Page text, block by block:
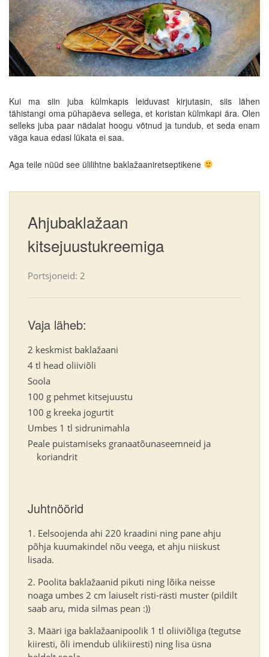
Kui ma siin juba külmkapis leiduvast kirjutasin, siis lähen
tähistangi oma pühapäeva sellega, et koristan külmkapi ära. Olen
selleks juba paar nädalat hoogu võtnud ja tundub, et seda enam
väga kaua edasi lükata ei saa.
Aga teile nüüd see ülilihtne baklažaaniretseptikene
Ahjubaklažaan
kitsejuustukreemiga
Portsjoneid: 2
Vaja läheb:
2 keskmist baklažaani
4 tl head oliiviõli
Soola
100 g pehmet kitsejuustu
100 g kreeka jogurtit
Umbes 1 tl sidrunimahla
Peale puistamiseks granaatõunaseemneid ja
koriandrit
Juhtnöörid
Eelsoojenda ahi 220 kraadini ning pane ahju
põhja kuumakindel nõu veega, et ahju niiskust
lisada.
Poolita baklažaanid pikuti ning lõika neisse
noaga umbes 2 cm laiuselt risti-rästi muster (pildilt
saab aru, mida silmas pean :))
Määri iga baklažaanipoolik 1 tl oliiviõliga (tegutse
kiiresti, õli imendub ülikiiresti) ning lisa üsna